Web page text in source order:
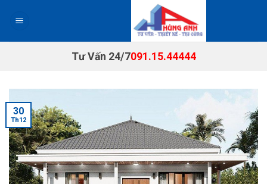
Tư Vấn 24/7091.15.44444
30
Th12